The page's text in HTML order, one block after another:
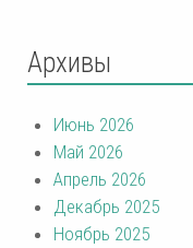
Архивы
Июнь 2026
Май 2026
Апрель 2026
Декабрь 2025
Ноябрь 2025